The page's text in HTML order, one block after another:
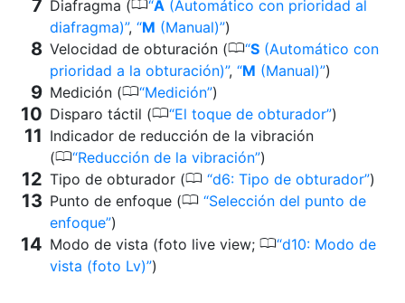
Diafragma (0 A (Automático con prioridad al
diafragma) , M (Manual) )
Velocidad de obturación (0 S (Automático con
prioridad a la obturación) , M (Manual) )
Medición (0 Medición )
Disparo táctil (0 El toque de obturador )
Indicador de reducción de la vibración
(0 Reducción de la vibración )
Tipo de obturador (0 d6: Tipo de obturador )
Punto de enfoque (0 Selección del punto de
enfoque )
Modo de vista (foto live view; 0 d10: Modo de
vista (foto Lv) )